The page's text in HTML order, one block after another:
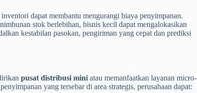
dapat membantu mengurangi biaya penyimpanan.
stok berlebihan, bisnis kecil dapat mengalokasikan
kestabilan pasokan, pengiriman yang cepat dan prediksi
pusat distribusi mini atau memanfaatkan layanan micro-
yang tersebar di area strategis, perusahaan dapat: